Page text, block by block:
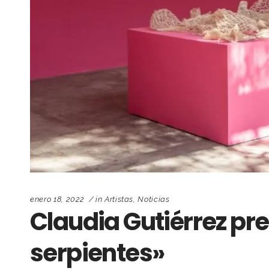
enero 18, 2022 in Artistas,Noticias
Claudia Gutiérrez
serpientes»